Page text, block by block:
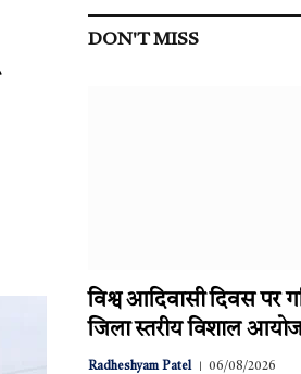
DON'T MISS
विश्व आदिवासी दिवस पर
जिला स्तरीय विशाल
Radheshyam Patel 06/08/2026